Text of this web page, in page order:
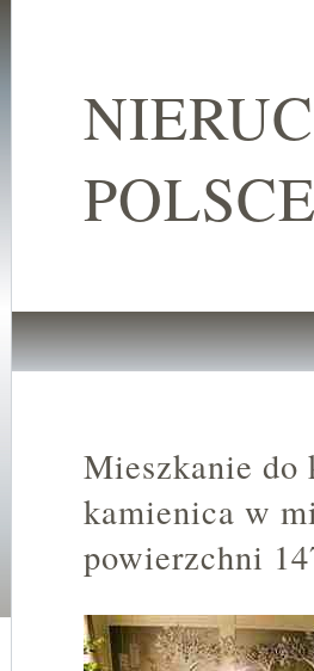
POLSCE
Mieszkanie do
kamienica w
powierzchni